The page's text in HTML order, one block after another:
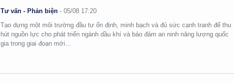
Tư vấn - Phản biện -05/08 17:20
Tạo dựng một môi trường đầu tư ổn định, minh bạch và đủ sức cạnh tranh để thu
hút nguồn lực cho phát triển ngành dầu khí và bảo đảm an ninh năng lượng quốc
gia trong giai đoạn mới…